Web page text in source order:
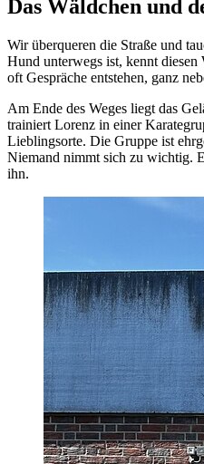
Das Wäldchen und
Wir überqueren die Straße und
Hund unterwegs ist, kennt diesen
oft Gespräche entstehen, ganz
Am Ende des Weges liegt das
trainiert Lorenz in einer
Lieblingsorte. Die Gruppe ist
Niemand nimmt sich zu wichtig.
ihn.